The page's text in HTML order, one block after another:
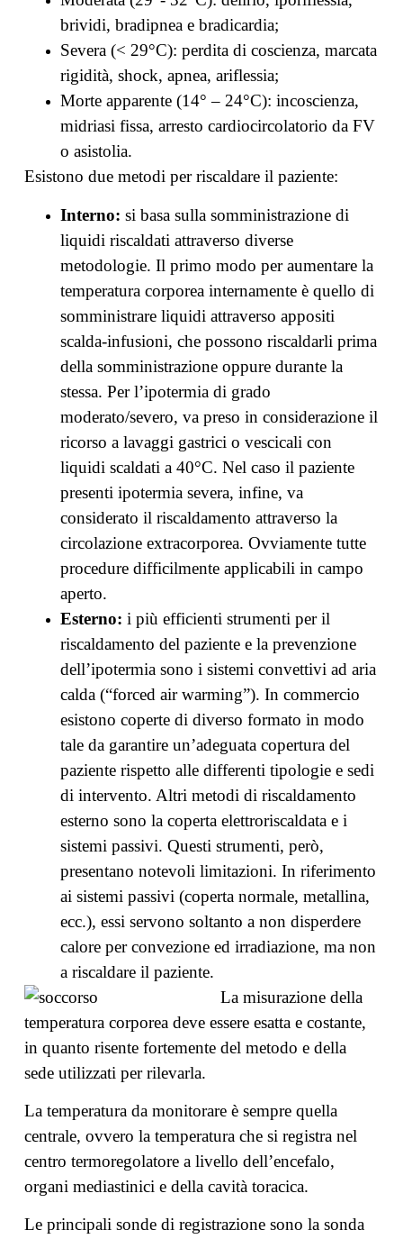
brividi, bradipnea e bradicardia;
Severa (< 29°C): perdita di coscienza, marcata
rigidità, shock, apnea, ariflessia;
Morte apparente (14° – 24°C): incoscienza,
midriasi fissa, arresto cardiocircolatorio da FV
o asistolia.
Esistono due metodi per riscaldare il paziente:
Interno: si basa sulla somministrazione di
liquidi riscaldati attraverso diverse
metodologie. Il primo modo per aumentare la
temperatura corporea internamente è quello di
somministrare liquidi attraverso appositi
scalda-infusioni, che possono riscaldarli prima
della somministrazione oppure durante la
stessa. Per l’ipotermia di grado
moderato/severo, va preso in considerazione il
ricorso a lavaggi gastrici o vescicali con
liquidi scaldati a 40°C. Nel caso il paziente
presenti ipotermia severa, infine, va
considerato il riscaldamento attraverso la
circolazione extracorporea. Ovviamente tutte
procedure difficilmente applicabili in campo
aperto.
Esterno: i più efficienti strumenti per il
riscaldamento del paziente e la prevenzione
dell’ipotermia sono i sistemi convettivi ad aria
calda (“forced air warming”). In commercio
esistono coperte di diverso formato in modo
tale da garantire un’adeguata copertura del
paziente rispetto alle differenti tipologie e sedi
di intervento. Altri metodi di riscaldamento
esterno sono la coperta elettroriscaldata e i
sistemi passivi. Questi strumenti, però,
presentano notevoli limitazioni. In riferimento
ai sistemi passivi (coperta normale, metallina,
ecc.), essi servono soltanto a non disperdere
calore per convezione ed irradiazione, ma non
a riscaldare il paziente.
La misurazione della
temperatura corporea deve essere esatta e costante,
in quanto risente fortemente del metodo e della
sede utilizzati per rilevarla.
La temperatura da monitorare è sempre quella
centrale, ovvero la temperatura che si registra nel
centro termoregolatore a livello dell’encefalo,
organi mediastinici e della cavità toracica.
Le principali sonde di registrazione sono la sonda